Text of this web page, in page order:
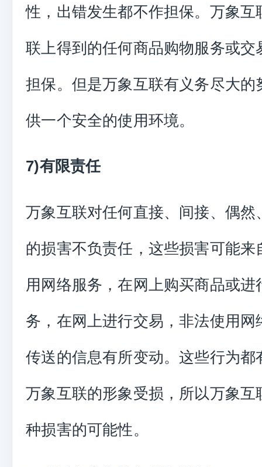
性，出错发生都不作担保。万象互
联上得到的任何商品购物服务或交
担保。但是万象互联有义务尽大的
供一个安全的使用环境。
7)有限责任
万象互联对任何直接、间接、偶然
的损害不负责任，这些损害可能来
用网络服务，在网上购买商品或进
务，在网上进行交易，非法使用网
传送的信息有所变动。这些行为都
万象互联的形象受损，所以万象互
种损害的可能性。